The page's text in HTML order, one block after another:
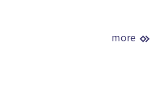
more